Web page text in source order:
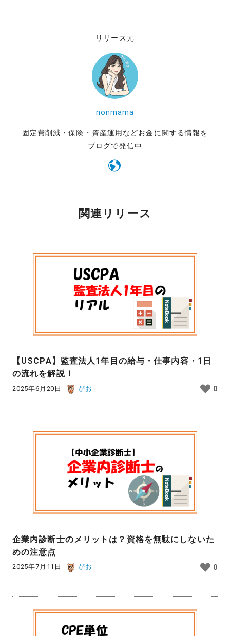
リリース元
nonmama
固定費削減・保険・資産運用などお金に関する情報を
ブログで発信中
関連リリース
【USCPA】監査法人1年目の給与・仕事内容・1日
の流れを解説！
2025年6月20日 がお 0
企業内診断士のメリットは？資格を無駄にしないた
めの注意点
2025年7月11日 がお 0